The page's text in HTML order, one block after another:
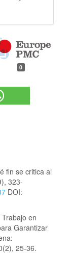
0
fin se critica al
323-
DOI:
en
Garantizar
25-36.